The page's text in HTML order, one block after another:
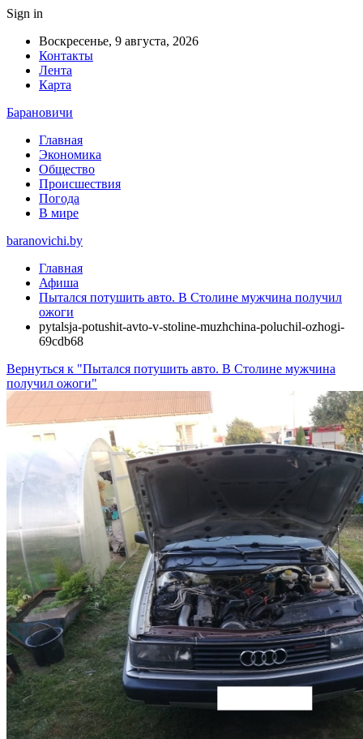
Sign in
Воскресенье, 9 августа, 2026
Контакты
Лента
Карта
Барановичи
Главная
Экономика
Общество
Происшествия
Погода
В мире
baranovichi.by
Главная
Афиша
Пытался потушить авто. В Столине мужчина получил
ожоги
pytalsja-potushit-avto-v-stoline-muzhchina-poluchil-ozhogi-
69cdb68
Вернуться к "Пытался потушить авто. В Столине мужчина
получил ожоги"